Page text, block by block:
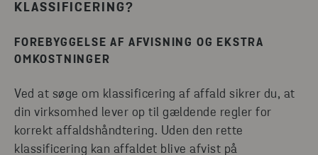
KLASSIFICERING?
FOREBYGGELSE AF AFVISNING OG EKSTRA
OMKOSTNINGER
Ved at søge om klassificering af affald sikrer du, at
din virksomhed lever op til gældende regler for
korrekt affaldshåndtering. Uden den rette
klassificering kan affaldet blive afvist på